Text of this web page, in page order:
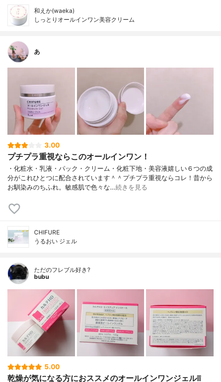
和えか(waeka)
しっとりオールインワン美容クリーム
あ
3.00
プチプラ重視ならこのオールインワン！
・化粧水・乳液・パック・クリーム・化粧下地・美容液嬉しい６つの成
分がこれひとつに配合されています＾＾プチプラ重視ならコレ！昔から
お馴染みのちふれ。敏感肌で色々な…続きを見る
CHIFURE
うるおい ジェル
ただのフレブル好き?
bubu
5.00
乾燥が気になる方におススメのオールインワンジェル❕❕